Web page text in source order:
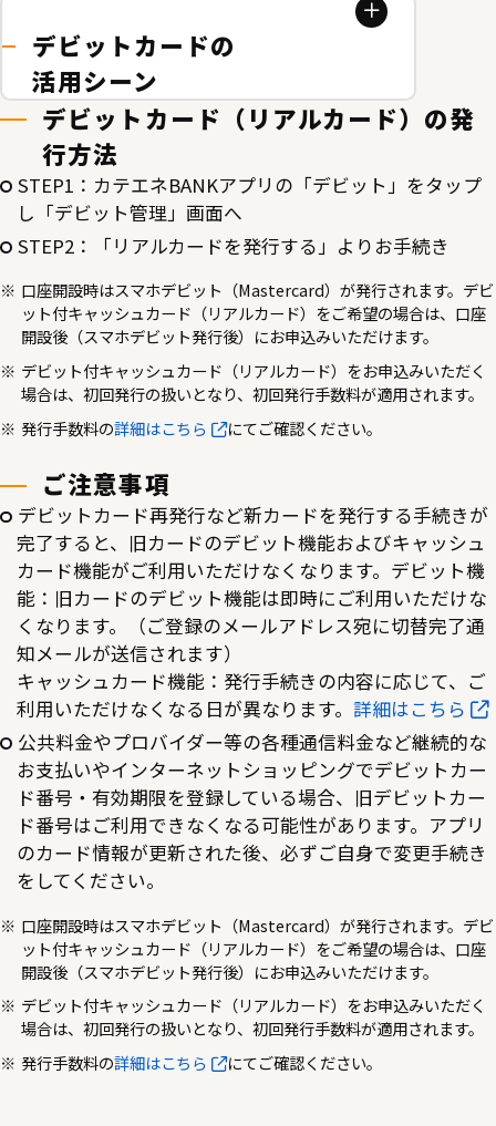
デビットカードの
活用シーン
デビットカード（リアルカード）の発
行方法
STEP1：カテエネBANKアプリの「デビット」をタップ
し「デビット管理」画面へ
STEP2：「リアルカードを発行する」よりお手続き
口座開設時はスマホデビット（Mastercard）が発行されます。デビ
ット付キャッシュカード（リアルカード）をご希望の場合は、口座
開設後（スマホデビット発行後）にお申込みいただけます。
デビット付キャッシュカード（リアルカード）をお申込みいただく
場合は、初回発行の扱いとなり、初回発行手数料が適用されます。
発行手数料の詳細はこちら にてご確認ください。
ご注意事項
デビットカード再発行など新カードを発行する手続きが
完了すると、旧カードのデビット機能およびキャッシュ
カード機能がご利用いただけなくなります。デビット機
能：旧カードのデビット機能は即時にご利用いただけな
くなります。（ご登録のメールアドレス宛に切替完了通
知メールが送信されます）
キャッシュカード機能：発行手続きの内容に応じて、ご
利用いただけなくなる日が異なります。詳細はこちら
公共料金やプロバイダー等の各種通信料金など継続的な
お支払いやインターネットショッピングでデビットカー
ド番号・有効期限を登録している場合、旧デビットカー
ド番号はご利用できなくなる可能性があります。アプリ
のカード情報が更新された後、必ずご自身で変更手続き
をしてください。
口座開設時はスマホデビット（Mastercard）が発行されます。デビ
ット付キャッシュカード（リアルカード）をご希望の場合は、口座
開設後（スマホデビット発行後）にお申込みいただけます。
デビット付キャッシュカード（リアルカード）をお申込みいただく
場合は、初回発行の扱いとなり、初回発行手数料が適用されます。
発行手数料の詳細はこちら にてご確認ください。